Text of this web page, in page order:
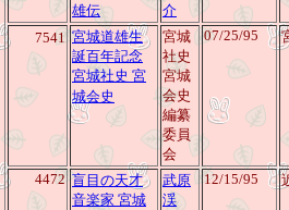
雄伝
介
7541 宮城道雄生
誕百年記念
宮城社史 宮
城会史
宮城
社史
宮城
会史
編纂
委員
会
07/25/95
4472 盲目の天才
音楽家 宮城
武原
渓
12/15/95